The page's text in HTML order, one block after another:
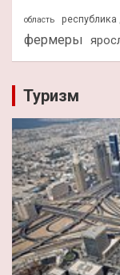
область республика
фермеры
Туризм